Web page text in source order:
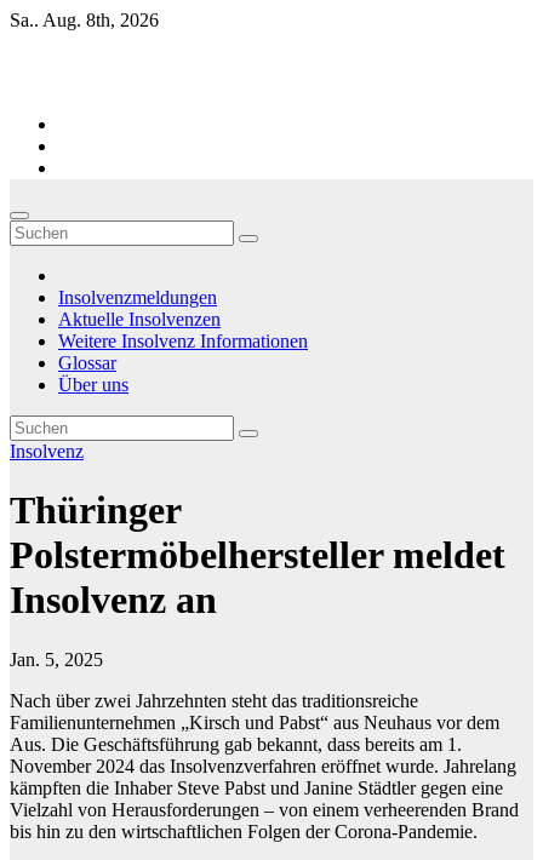
Zum
Sa.. Aug. 8th, 2026
Insolvenzmeldungen
Aktuelle Insolvenzen
Weitere Insolvenz Informationen
Glossar
Über uns
Insolvenz
Thüringer
Polstermöbelhersteller meldet
Insolvenz an
Jan. 5, 2025
Nach über zwei Jahrzehnten steht das traditionsreiche
Familienunternehmen „Kirsch und Pabst“ aus Neuhaus vor dem
Aus. Die Geschäftsführung gab bekannt, dass bereits am 1.
November 2024 das Insolvenzverfahren eröffnet wurde. Jahrelang
kämpften die Inhaber Steve Pabst und Janine Städtler gegen eine
Vielzahl von Herausforderungen – von einem verheerenden Brand
bis hin zu den wirtschaftlichen Folgen der Corona-Pandemie.